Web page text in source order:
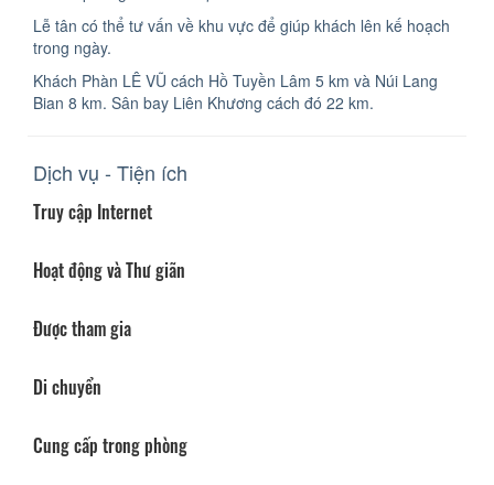
Lễ tân có thể tư vấn về khu vực để giúp khách lên kế hoạch
trong ngày.
Khách Phàn LÊ VŨ cách Hồ Tuyền Lâm 5 km và Núi Lang
Bian 8 km. Sân bay Liên Khương cách đó 22 km.
Dịch vụ - Tiện ích
Truy cập Internet
Hoạt động và Thư giãn
Được tham gia
Di chuyển
Cung cấp trong phòng